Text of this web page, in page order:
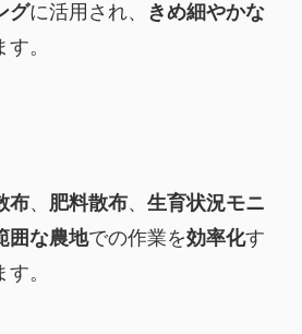
グに活用され、
きめ細やかな
。
布、 肥料散布、 生育状況モニ
囲な農地での作業を効率化す
。